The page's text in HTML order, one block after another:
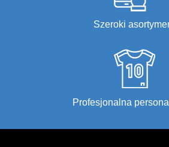
Szeroki
Profesjonalna